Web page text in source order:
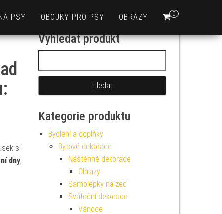
0
PSY OBOJKY PRO PSY OBRAZY
si
dny,
Vyhledat produkt
Kategorie produktu
Bydlení a doplňky
Bytové dekorace
Nástěnné dekorace
Obrazy
Samolepky na zeď
Sváteční dekorace
Vánoce